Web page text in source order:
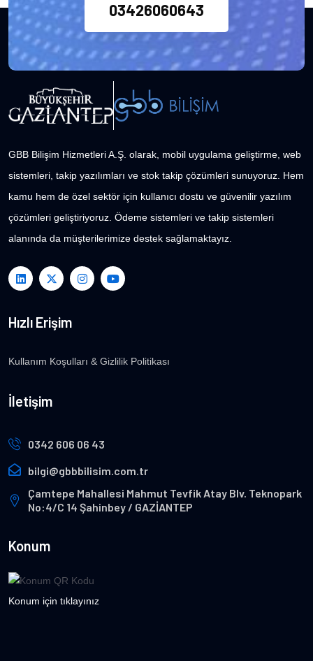
03426060643
GBB Bilişim Hizmetleri A.Ş. olarak, mobil uygulama geliştirme, web
sistemleri, takip yazılımları ve stok takip çözümleri sunuyoruz. Hem
kamu hem de özel sektör için kullanıcı dostu ve güvenilir yazılım
çözümleri geliştiriyoruz. Ödeme sistemleri ve takip sistemleri
alanında da müşterilerimize destek sağlamaktayız.
Hızlı Erişim
Kullanım Koşulları & Gizlilik Politikası
İletişim
0342 606 06 43
bilgi@gbbbilisim.com.tr
Çamtepe Mahallesi Mahmut Tevfik Atay Blv. Teknopark
No:4/C 14 Şahinbey / GAZİANTEP
Konum
Konum için tıklayınız